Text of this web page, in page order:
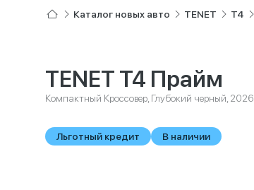
Каталог новых авто TENET T4
TENET T4 Прайм
Компактный Кроссовер, Глубокий черный, 2026
Льготный кредит В наличии